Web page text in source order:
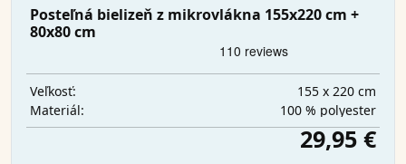
Posteľná bielizeň z mikrovlákna 155x220 cm +
80x80 cm
Veľkosť:
155 x 220 cm
Materiál:
100 % polyester
29,95 €